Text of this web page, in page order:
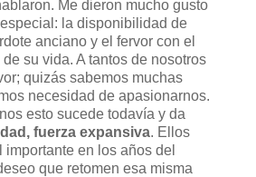
Me dieron mucho gusto
la disponibilidad de
anciano y el fervor con el
su vida. A tantos de nosotros
quizás sabemos muchas
necesidad de apasionarnos.
esto sucede todavía y da
fuerza expansiva. Ellos
en los años del
que retomen esa misma